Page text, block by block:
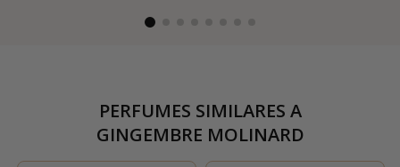
PERFUMES SIMILARES A
GINGEMBRE MOLINARD